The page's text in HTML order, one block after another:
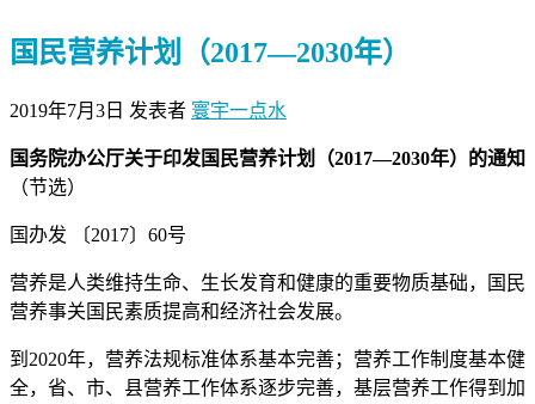
国民营养计划（2017—2030年）
2019年7月3日 发表者 寰宇一点水
国务院办公厅关于印发国民营养计划（2017—2030年）的通知
（节选）
国办发 〔2017〕60号
营养是人类维持生命、生长发育和健康的重要物质基础，国民
营养事关国民素质提高和经济社会发展。
到2020年，营养法规标准体系基本完善；营养工作制度基本健
全，省、市、县营养工作体系逐步完善，基层营养工作得到加